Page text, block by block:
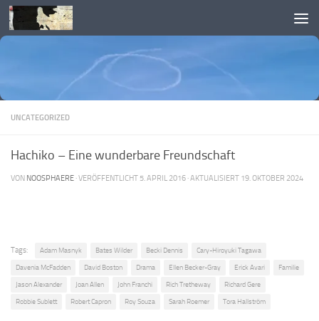
Skip to content
UNCATEGORIZED
Hachiko – Eine wunderbare Freundschaft
VON NOOSPHAERE · VERÖFFENTLICHT 5. APRIL 2016 · AKTUALISIERT 19. OKTOBER 2024
Tags: Adam Masnyk Bates Wilder Becki Dennis Cary-Hiroyuki Tagawa
Davenia McFadden David Boston Drama Ellen Becker-Gray Erick Avari Familie
Jason Alexander Joan Allen John Franchi Rich Tretheway Richard Gere
Robbie Sublett Robert Capron Roy Souza Sarah Roemer Tora Hallström